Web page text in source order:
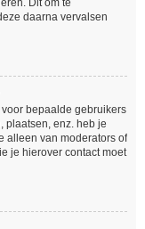
Dit om te
daarna vervalsen
bepaalde gebruikers
plaatsen, enz. heb je
alleen van moderators of
je hierover contact moet